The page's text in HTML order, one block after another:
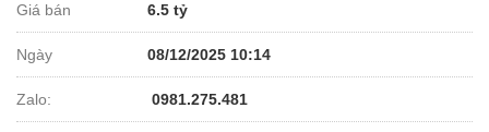
Giá bán 6.5 tỷ
Ngày 08/12/2025 10:14
Zalo: 0981.275.481